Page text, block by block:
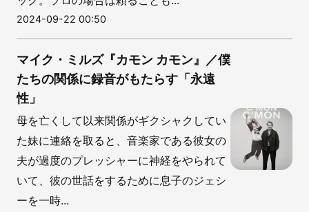
2024-09-22 00:50
マイク・ミルズ『カモン カモン』／僕
たちの関係に録音がもたらす「永遠
性」
母を亡くして以来関係がギクシャクしてい
た妹に連絡を取ると、音楽家である彼女の
夫が過度のプレッシャーに神経をやられて
いて、彼の世話をするために息子のジェシ
ーを一時...